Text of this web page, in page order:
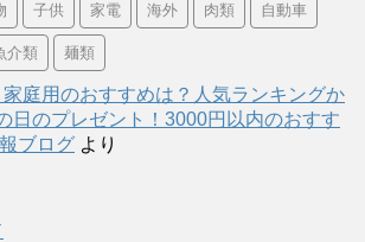
子供 家電 海外 肉類 自動車
介類 麺類
庭用のおすすめは？人気ランキングか
日のプレゼント！3000円以内のおすす
ブログ より